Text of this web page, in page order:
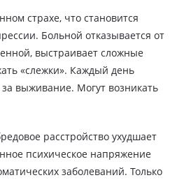
страхе, что становится
Больной отказывается от
выстраивает сложные
«слежки». Каждый день
выживание. Могут возникать
расстройство ухудшает
психическое напряжение
заболеваний. Только